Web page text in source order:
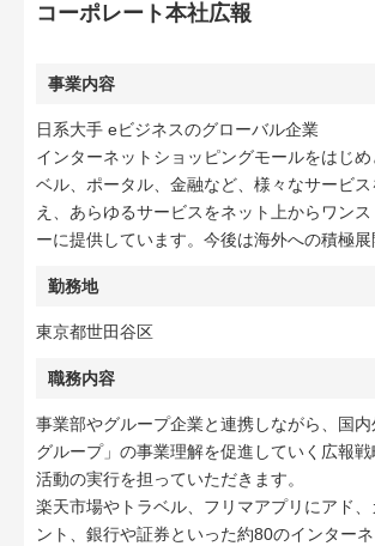
コーポレート本社広報
事業内容
日系大手 eビジネスのグローバル企業
インターネットショッピングモールをはじ
ベル、ポータル、金融など、様々なサービ
え、あらゆるサービスをネット上からワン
ーに提供しています。今後は海外への積極展
勤務地
東京都世田谷区
職務内容
事業部やグループ企業と連携しながら、国
グループ」の事業理解を促進していく広報
活動の実行を担っていただきます。
楽天市場やトラベル、フリマアプリにアド
ント、銀行や証券といった約80のインター